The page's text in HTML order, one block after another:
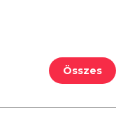
Összes